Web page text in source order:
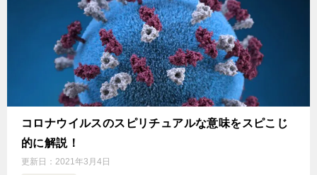
コロナウイルスのスピリチュアルな意味をスピこじ
的に解説！
更新日： 2021年3月4日